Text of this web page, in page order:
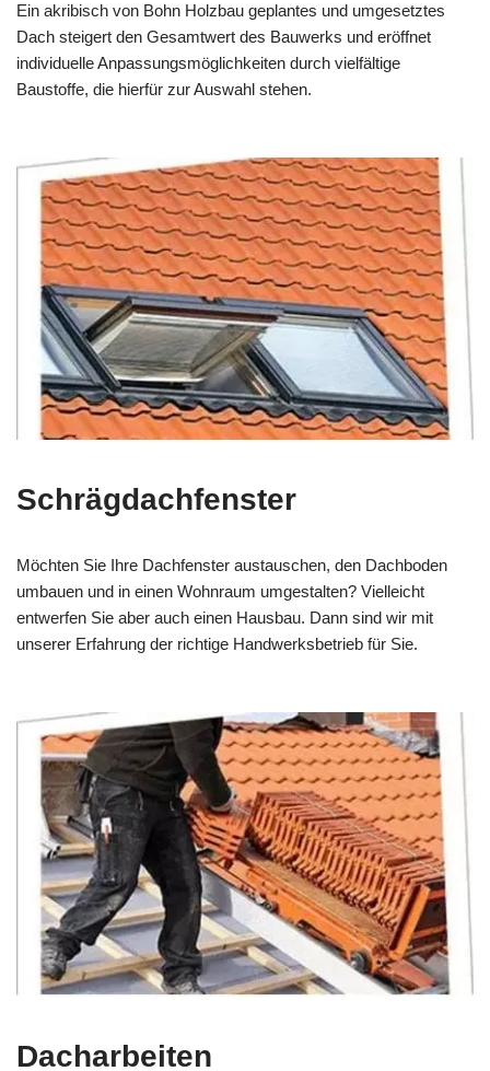
Ein akribisch von Bohn Holzbau geplantes und umgesetztes
Dach steigert den Gesamtwert des Bauwerks und eröffnet
individuelle Anpassungsmöglichkeiten durch vielfältige
Baustoffe, die hierfür zur Auswahl stehen.
Schrägdachfenster
Möchten Sie Ihre Dachfenster austauschen, den Dachboden
umbauen und in einen Wohnraum umgestalten? Vielleicht
entwerfen Sie aber auch einen Hausbau. Dann sind wir mit
unserer Erfahrung der richtige Handwerksbetrieb für Sie.
Dacharbeiten